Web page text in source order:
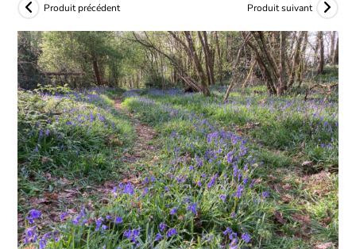
Produit précédent Produit suivant